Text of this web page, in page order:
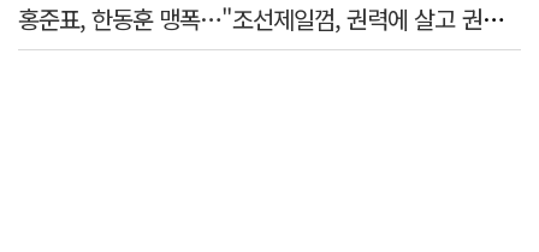
홍준표, 한동훈 맹폭…"조선제일껌, 권력에 살고 권력에 죽었다"